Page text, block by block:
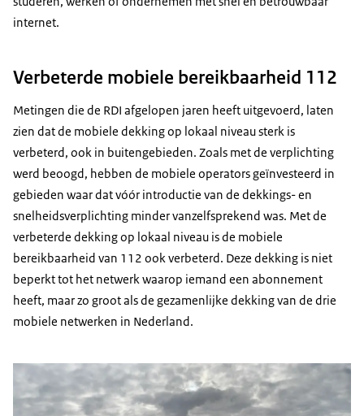
internet.
Verbeterde mobiele bereikbaarheid 112
Metingen die de RDI afgelopen jaren heeft uitgevoerd, laten
zien dat de mobiele dekking op lokaal niveau sterk is
verbeterd, ook in buitengebieden. Zoals met de verplichting
werd beoogd, hebben de mobiele operators geïnvesteerd in
gebieden waar dat vóór introductie van de dekkings- en
snelheidsverplichting minder vanzelfsprekend was. Met de
verbeterde dekking op lokaal niveau is de mobiele
bereikbaarheid van 112 ook verbeterd. Deze dekking is niet
beperkt tot het netwerk waarop iemand een abonnement
heeft, maar zo groot als de gezamenlijke dekking van de drie
mobiele netwerken in Nederland.